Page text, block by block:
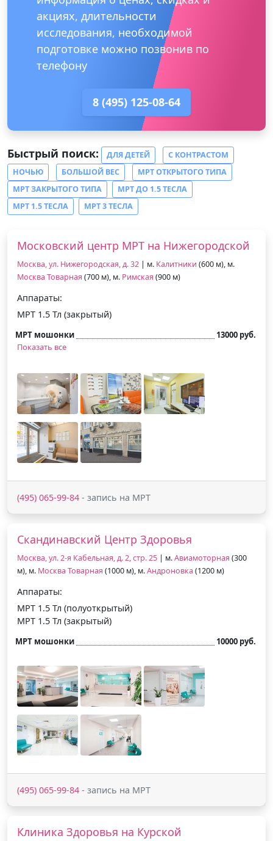
акциях, длительности
исследования, необходимой
подготовке можно позвонив по
телефону
8 (495) 125-08-64
Быстрый поиск: ДЛЯ ДЕТЕЙ
С КОНТРАСТОМ
НОЧЬЮ
БОЛЬШОЙ ВЕС
МРТ ОТКРЫТОГО ТИПА
МРТ ЗАКРЫТОГО ТИПА
МРТ ДО 1.5 ТЕСЛА
МРТ 1.5 ТЕСЛА
МРТ 3 ТЕСЛА
Московский центр МРТ на Нижегородской
Москва, ул. Нижегородская, д. 32 | м. Калитники (600 м), м.
Москва Товарная (700 м), м. Римская (900 м)
Аппараты:
МРТ 1.5 Тл (закрытый)
МРТ мошонки
13000 руб.
Показать все
(495) 065-99-84 - запись на МРТ
Скандинавский Центр Здоровья
Москва, ул. 2-я Кабельная, д. 2, стр. 25 | м.Авиамоторная (300
м), м. Москва Товарная (1000 м), м.Андроновка (1200 м)
Аппараты:
МРТ 1.5 Тл (полуоткрытый)
МРТ 1.5 Тл (закрытый)
МРТ мошонки 10000 руб.
(495) 065-99-84 - запись на МРТ
Клиника Здоровья на Курской